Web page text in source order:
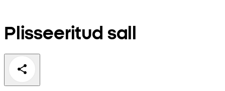
Plisseeritud sall